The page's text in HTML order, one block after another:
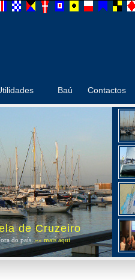
Baú Contactos
de Cruzeiro
do país.»» mais aqui